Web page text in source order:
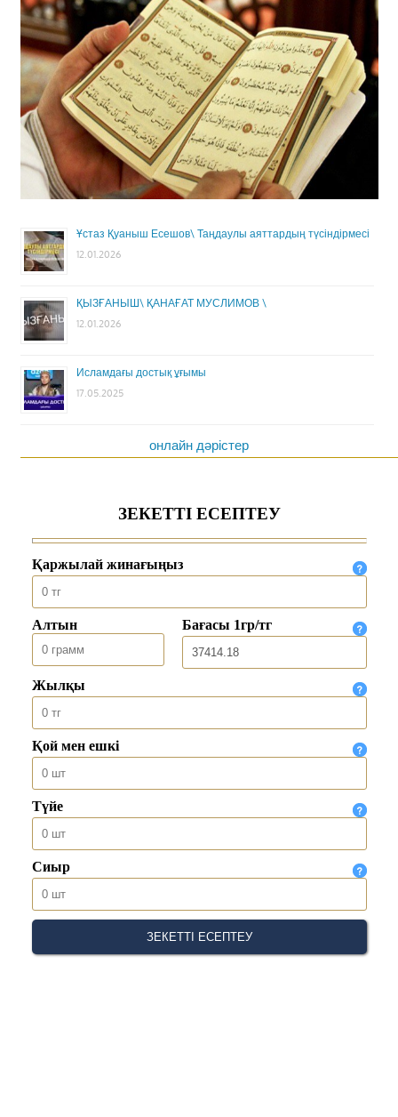
Ұстаз Қуаныш Есешов\ Таңдаулы аяттардың түсіндірмесі
12.01.2026
ҚЫЗҒАНЫШ\ ҚАНАҒАТ МУСЛИМОВ \
12.01.2026
Исламдағы достық ұғымы
17.05.2025
онлайн дәрістер